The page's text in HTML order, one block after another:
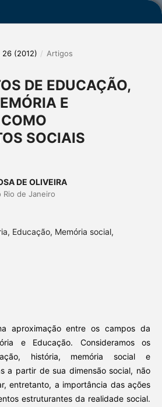
26 (2012) / Artigos
DE EDUCAÇÃO,
E
SOCIAIS
DE OLIVEIRA
Rio de Janeiro
Educação, Memória social,
aproximação entre os campos da
e Educação. Consideramos os
história, memória social e
a partir de sua dimensão social, não
entretanto, a importância das ações
estruturantes da realidade social.